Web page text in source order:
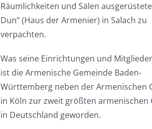
Räumlichkeiten und Sälen
Dun“ (Haus der Armenier) in Salach zu
verpachten.
Was seine Einrichtungen und
ist die Armenische Gemeinde Baden-
Württemberg neben der Armenischen
in Köln zur zweit größten armenischen
in Deutschland geworden.